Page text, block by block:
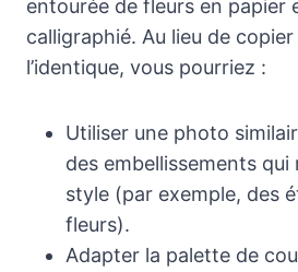
entourée de fleurs en papier
calligraphié. Au lieu de
l’identique, vous pourriez :
Utiliser une photo
des embellissements
style (par exemple, des
fleurs).
Adapter la palette de